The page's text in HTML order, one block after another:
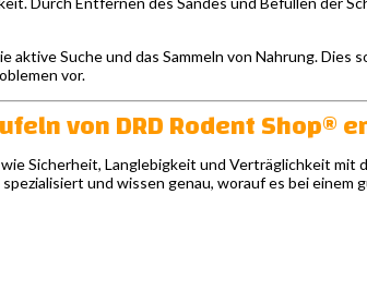
Suche und das Sammeln von Nahrung. Dies
vor.
von DRD Rodent Shop®
Sicherheit, Langlebigkeit und Verträglichkeit mit
und wissen genau, worauf es bei einem